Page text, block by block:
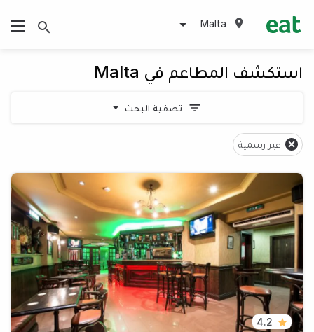
Malta
استكشف المطاعم في Malta
تصفية البحث
غير رسمية
4.2